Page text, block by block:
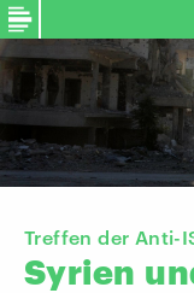
Treffen der Anti-
Syrien